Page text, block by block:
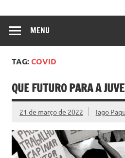
MENU
TAG:COVID
QUE FUTURO PARA A
21 de março de 2022 Iago